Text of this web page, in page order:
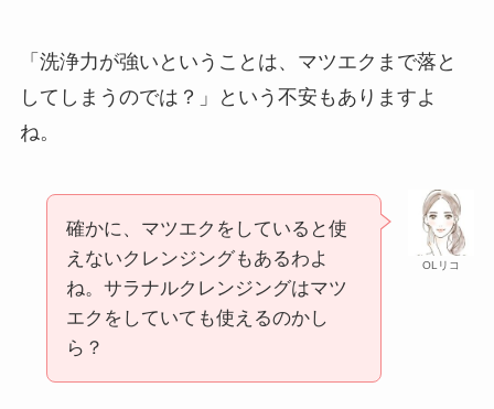
「洗浄力が強いということは、マツエクまで落と
してしまうのでは？」という不安もありますよ
ね。
OLリコ
確かに、マツエクをしていると使
えないクレンジングもあるわよ
ね。サラナルクレンジングはマツ
エクをしていても使えるのかし
ら？